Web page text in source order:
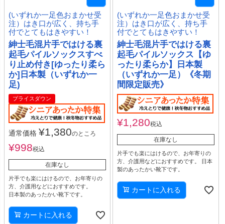
(いずれか一足色おまかせ受
注）はき口が広く、持ち手
付でとてもはきやすい！
紳士毛混片手ではける裏
起毛パイルソックスすべ
り止め付き[ゆったり柔ら
か]日本製（いずれか一
足)
プライスダウン
通常価格 ¥1,380のところ
¥998税込
在庫なし
片手でも楽にはけるので、お年寄りの
方、介護用などにおすすめです。
日本製のあったかい靴下です。
カートに入れる
(いずれか一足色おまかせ受
注）はき口が広く、持ち手
付でとてもはきやすい！
紳士毛混片手ではける裏
起毛パイルソックス【ゆ
ったり柔らか】日本製
（いずれか一足）《冬期
間限定販売》
¥1,280税込
在庫なし
片手でも楽にはけるので、お年寄りの
方、介護用などにおすすめです。 日本
製のあったかい靴下です。
カートに入れる